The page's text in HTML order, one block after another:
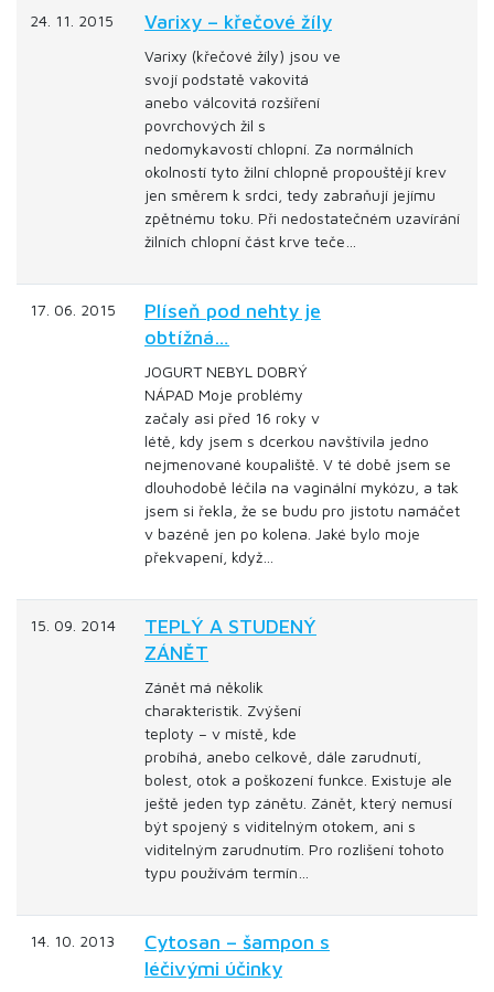
24. 11. 2015 Varixy – křečové žíly
Varixy (křečové žíly) jsou ve
svojí podstatě vakovitá
anebo válcovitá rozšíření
povrchových žil s
nedomykavostí chlopní. Za normálních
okolností tyto žilní chlopně propouštějí krev
jen směrem k srdci, tedy zabraňují jejímu
zpětnému toku. Při nedostatečném uzavírání
žilních chlopní část krve teče…
17. 06. 2015
Plíseň pod nehty je
obtížná…
JOGURT NEBYL DOBRÝ
NÁPAD Moje problémy
začaly asi před 16 roky v
létě, kdy jsem s dcerkou navštívila jedno
nejmenované koupaliště. V té době jsem se
dlouhodobě léčila na vaginální mykózu, a tak
jsem si řekla, že se budu pro jistotu namáčet
v bazéně jen po kolena. Jaké bylo moje
překvapení, když…
15. 09. 2014
TEPLÝ A STUDENÝ
ZÁNĚT
Zánět má několik
charakteristik. Zvýšení
teploty – v místě, kde
probíhá, anebo celkově, dále zarudnutí,
bolest, otok a poškození funkce. Existuje ale
ještě jeden typ zánětu. Zánět, který nemusí
být spojený s viditelným otokem, ani s
viditelným zarudnutím. Pro rozlišení tohoto
typu používám termín…
14. 10. 2013
Cytosan – šampon s
léčivými účinky